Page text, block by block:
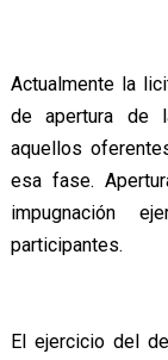
Actualmente la
de apertura de
aquellos
esa fase.
impugnación
participantes.
El ejercicio del